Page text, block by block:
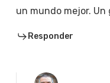
un mundo mejor. Un
Responder